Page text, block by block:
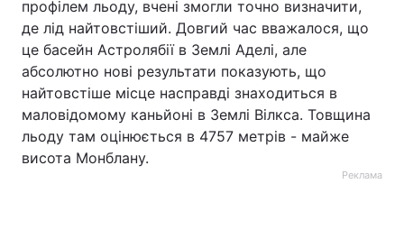
профілем льоду, вчені змогли точно визначити,
де лід найтовстіший. Довгий час вважалося, що
це басейн Астролябії в Землі Аделі, але
абсолютно нові результати показують, що
найтовстіше місце насправді знаходиться в
маловідомому каньйоні в Землі Вілкса. Товщина
льоду там оцінюється в 4757 метрів - майже
висота Монблану.
Реклама